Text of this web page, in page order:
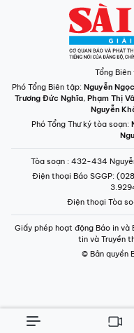
Tổng
Phó Tổng Biên tập: Nguyễn
Trương Đức Nghĩa, Phạm Thị
Nguyễn
Phó Tổng Thư ký tòa soạn:
Tòa soạn : 432-434
Điện thoại Báo SGGP:
Điện thoại Tòa
Giấy phép hoạt động Báo in
tin và Truyền
© Bản quyền